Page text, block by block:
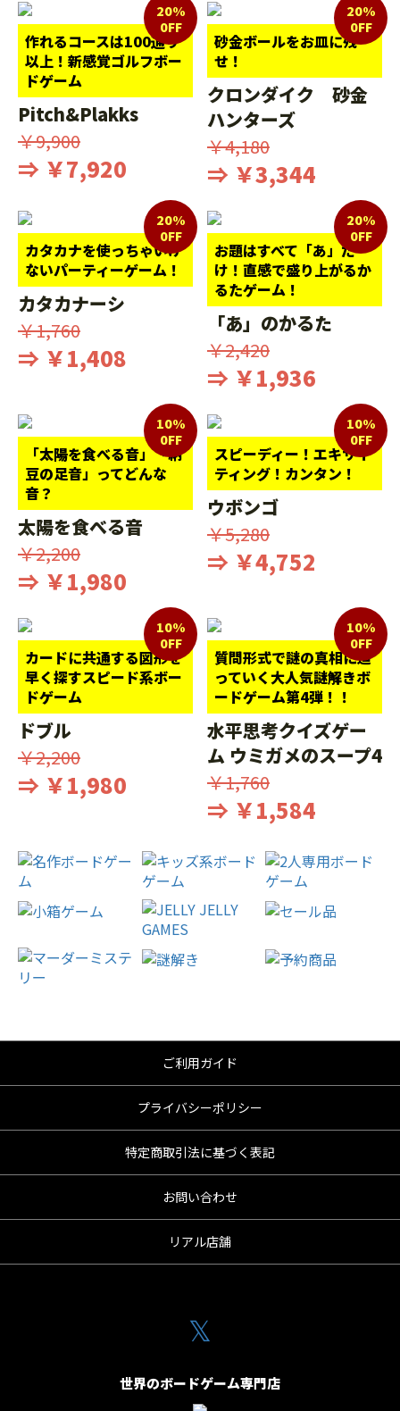
作れるコースは100通り
以上！新感覚ゴルフボー
ドゲーム
20%
0FF
Pitch&Plakks
￥9,900
⇒ ￥7,920
砂金ボールをお皿に残
せ！
20%
0FF
クロンダイク 砂金
ハンターズ
￥4,180
⇒ ￥3,344
カタカナを使っちゃいけ
ないパーティーゲーム！
20%
0FF
カタカナーシ
￥1,760
⇒ ￥1,408
お題はすべて「あ」だ
け！直感で盛り上がるか
るたゲーム！
20%
0FF
「あ」のかるた
￥2,420
⇒ ￥1,936
「太陽を食べる音」「納
豆の足音」ってどんな
音？
10%
0FF
太陽を食べる音
￥2,200
⇒ ￥1,980
スピーディー！エキサイ
ティング！カンタン！
10%
0FF
ウボンゴ
￥5,280
⇒ ￥4,752
カードに共通する図形を
早く探すスピード系ボー
ドゲーム
10%
0FF
ドブル
￥2,200
⇒ ￥1,980
質問形式で謎の真相に迫
っていく大人気謎解きボ
ードゲーム第4弾！！
10%
0FF
水平思考クイズゲー
ム ウミガメのスープ4
￥1,760
⇒ ￥1,584
ご利用ガイド
プライバシーポリシー
特定商取引法に基づく表記
お問い合わせ
リアル店舗
𝕏
世界のボードゲーム専門店